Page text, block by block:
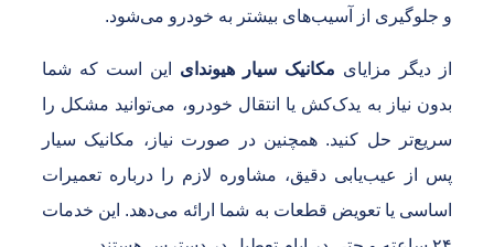
جلوگیری از آسیب‌های بیشتر به خودرو می‌شود.
دیگر مزایایمکانیک سیار هیوندایاین است که شما
نیاز به یدک‌کش یا انتقال خودرو، می‌توانید مشکل را
حل کنید. همچنین در صورت نیاز، مکانیک سیار
از عیب‌یابی دقیق، مشاوره لازم را درباره تعمیرات
یا تعویض قطعات به شما ارائه می‌دهد. این خدمات